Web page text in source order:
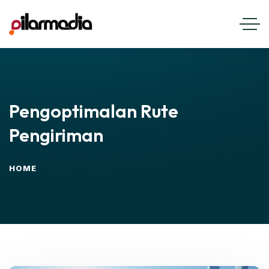
Pengoptimalan Rute
Pengiriman
HOME